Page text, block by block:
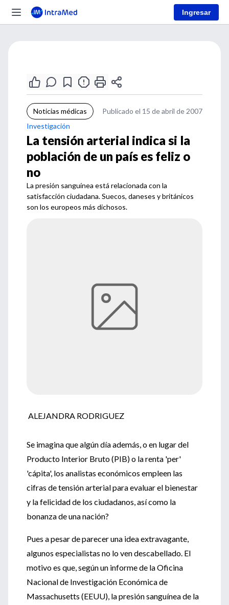
Ingresar
Noticias médicas
Publicado el 15 de abril de 2007
Investigación
La tensión arterial indica si la
población de un país es feliz o
no
La presión sanguínea está relacionada con la
satisfacción ciudadana. Suecos, daneses y británicos
son los europeos más dichosos.
ALEJANDRA RODRIGUEZ
Se imagina que algún día además, o en lugar del
Producto Interior Bruto (PIB) o la renta 'per'
'cápita', los analistas económicos empleen las
cifras de tensión arterial para evaluar el bienestar
y la felicidad de los ciudadanos, así como la
bonanza de una nación?
Pues a pesar de parecer una idea extravagante,
algunos especialistas no lo ven descabellado. El
motivo es que, según un informe de la Oficina
Nacional de Investigación Económica de
Massachusetts (EEUU), la presión sanguínea de la